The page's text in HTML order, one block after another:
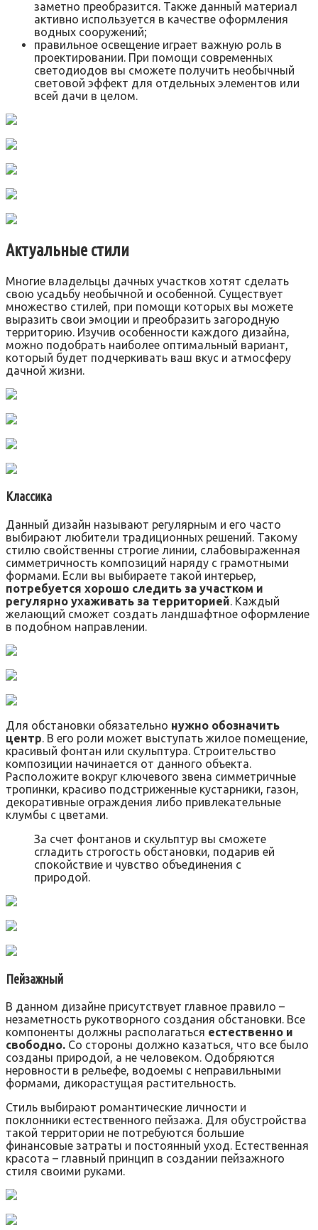
заметно преобразится. Также данный материал
активно используется в качестве оформления
водных сооружений;
правильное освещение играет важную роль в
проектировании. При помощи современных
светодиодов вы сможете получить необычный
световой эффект для отдельных элементов или
всей дачи в целом.
Актуальные стили
Многие владельцы дачных участков хотят сделать
свою усадьбу необычной и особенной. Существует
множество стилей, при помощи которых вы можете
выразить свои эмоции и преобразить загородную
территорию. Изучив особенности каждого дизайна,
можно подобрать наиболее оптимальный вариант,
который будет подчеркивать ваш вкус и атмосферу
дачной жизни.
Классика
Данный дизайн называют регулярным и его часто
выбирают любители традиционных решений. Такому
стилю свойственны строгие линии, слабовыраженная
симметричность композиций наряду с грамотными
формами. Если вы выбираете такой интерьер,
потребуется хорошо следить за участком и
регулярно ухаживать за территорией. Каждый
желающий сможет создать ландшафтное оформление
в подобном направлении.
Для обстановки обязательно нужно обозначить
центр. В его роли может выступать жилое помещение,
красивый фонтан или скульптура. Строительство
композиции начинается от данного объекта.
Расположите вокруг ключевого звена симметричные
тропинки, красиво подстриженные кустарники, газон,
декоративные ограждения либо привлекательные
клумбы с цветами.
За счет фонтанов и скульптур вы сможете
сгладить строгость обстановки, подарив ей
спокойствие и чувство объединения с
природой.
Пейзажный
В данном дизайне присутствует главное правило –
незаметность рукотворного создания обстановки. Все
компоненты должны располагаться естественно и
свободно. Со стороны должно казаться, что все было
созданы природой, а не человеком. Одобряются
неровности в рельефе, водоемы с неправильными
формами, дикорастущая растительность.
Стиль выбирают романтические личности и
поклонники естественного пейзажа. Для обустройства
такой территории не потребуются большие
финансовые затраты и постоянный уход. Естественная
красота – главный принцип в создании пейзажного
стиля своими руками.